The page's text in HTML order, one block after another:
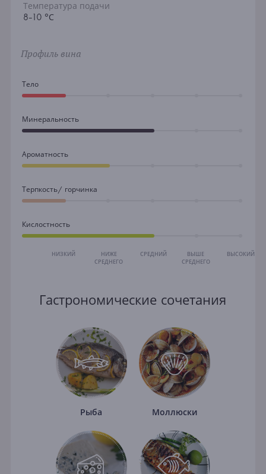
Температура подачи
8-10 °С
Профиль вина
Тело
Минеральность
Ароматность
Терпкость/ горчинка
Кислостность
НИЗКИЙ
НИЖЕ
СРЕДНЕГО
СРЕДНИЙ
ВЫШЕ
СРЕДНЕГО
ВЫСОКИЙ
Гастрономические сочетания
Рыба Моллюски